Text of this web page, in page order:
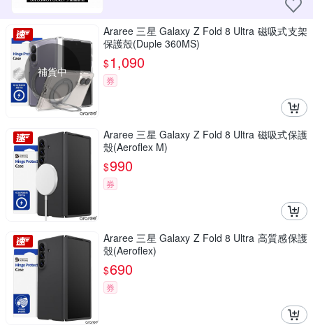
補貨中
Araree 三星 Galaxy Z Fold 8 Ultra 磁吸式支架
保護殼(Duple 360MS)
$1,090
券
Araree 三星 Galaxy Z Fold 8 Ultra 磁吸式保護
殼(Aeroflex M)
$990
券
Araree 三星 Galaxy Z Fold 8 Ultra 高質感保護
殼(Aeroflex)
$690
券